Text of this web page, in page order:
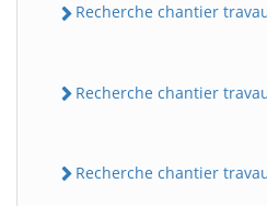
Recherche chantier
Recherche chantier
Recherche chantier